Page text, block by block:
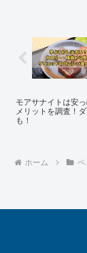
モアサナイトは安
メリットを調査！
も！
ホーム ペ